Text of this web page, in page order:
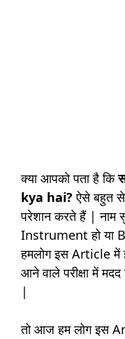
क्या आपको पता है कि
kya hai?ऐसे बहुत
परेशान करते हैं | नाम
Instrument हो या
हमलोग इस Article में
आने वाले परीक्षा में
|
तो आज हम लोग इस